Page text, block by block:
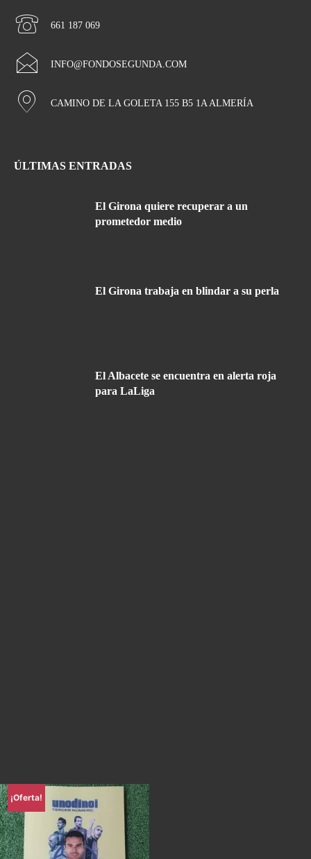
661 187 069
INFO@FONDOSEGUNDA.COM
CAMINO DE LA GOLETA 155 B5 1A ALMERÍA
ÚLTIMAS ENTRADAS
El Girona quiere recuperar a un
prometedor medio
El Girona trabaja en blindar a su perla
El Albacete se encuentra en alerta roja
para LaLiga
¡Oferta!